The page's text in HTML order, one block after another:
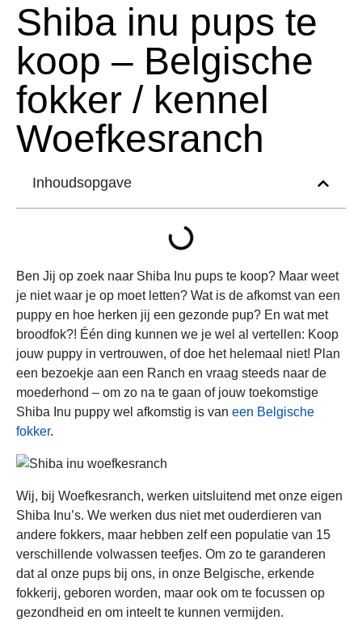
Shiba inu pups te
koop – Belgische
fokker / kennel
Woefkesranch
Inhoudsopgave
Ben Jij op zoek naar Shiba Inu pups te koop? Maar weet
je niet waar je op moet letten? Wat is de afkomst van een
puppy en hoe herken jij een gezonde pup? En wat met
broodfok?! Één ding kunnen we je wel al vertellen: Koop
jouw puppy in vertrouwen, of doe het helemaal niet! Plan
een bezoekje aan een Ranch en vraag steeds naar de
moederhond – om zo na te gaan of jouw toekomstige
Shiba Inu puppy wel afkomstig is van een Belgische
fokker.
Wij, bij Woefkesranch, werken uitsluitend met onze eigen
Shiba Inu’s. We werken dus niet met ouderdieren van
andere fokkers, maar hebben zelf een populatie van 15
verschillende volwassen teefjes. Om zo te garanderen
dat al onze pups bij ons, in onze Belgische, erkende
fokkerij, geboren worden, maar ook om te focussen op
gezondheid en om inteelt te kunnen vermijden.